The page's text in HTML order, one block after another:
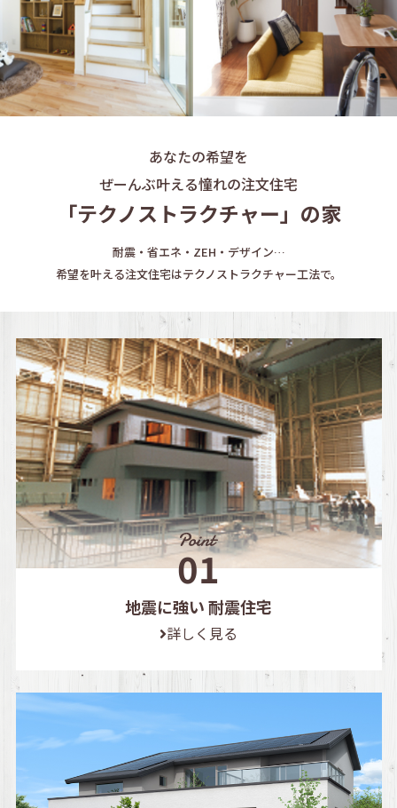
あなたの希望を
ぜーんぶ叶える憧れの注文住宅
「テクノストラクチャー」の家
耐震・省エネ・ZEH・デザイン…
希望を叶える注文住宅はテクノストラクチャー工法で。
地震に強い 耐震住宅
詳しく見る